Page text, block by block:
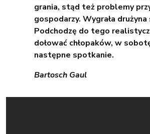
grania, stąd też problemy
gospodarzy. Wygrała
Podchodzę do tego
dołować chłopaków, w
następne spotkanie.
Bartosch Gaul